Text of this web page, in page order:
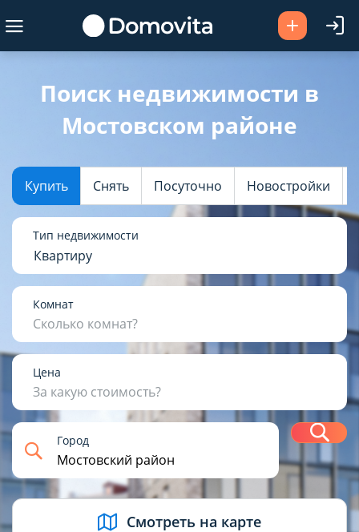
Поиск недвижимости в
Мостовском районе
Купить Снять Посуточно Новостройки
Тип недвижимости
Квартиру
Комнат
Сколько комнат?
Цена
За какую стоимость?
USD BYN EUR RUB
Город
Смотреть на карте
Да Выбрать город